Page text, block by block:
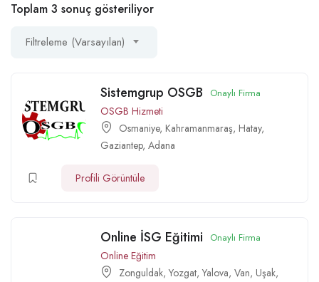
Toplam 3 sonuç gösteriliyor
Filtreleme (Varsayılan)
Sistemgrup OSGB Onaylı Firma
OSGB Hizmeti
Osmaniye, Kahramanmaraş, Hatay,
Gaziantep, Adana
Profili Görüntüle
Online İSG Eğitimi Onaylı Firma
Online Eğitim
Zonguldak,Yozgat,Yalova, Van, Uşak,